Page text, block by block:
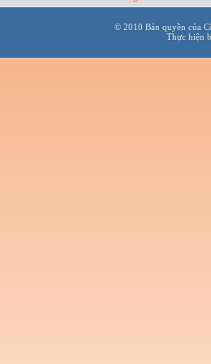
© 2010 Bản quyền của
Thực hiện